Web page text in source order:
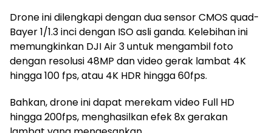
Drone ini dilengkapi dengan dua sensor CMOS quad-
Bayer 1/1.3 inci dengan ISO asli ganda. Kelebihan ini
memungkinkan DJI Air 3 untuk mengambil foto
dengan resolusi 48MP dan video gerak lambat 4K
hingga 100 fps, atau 4K HDR hingga 60fps.
Bahkan, drone ini dapat merekam video Full HD
hingga 200fps, menghasilkan efek 8x gerakan